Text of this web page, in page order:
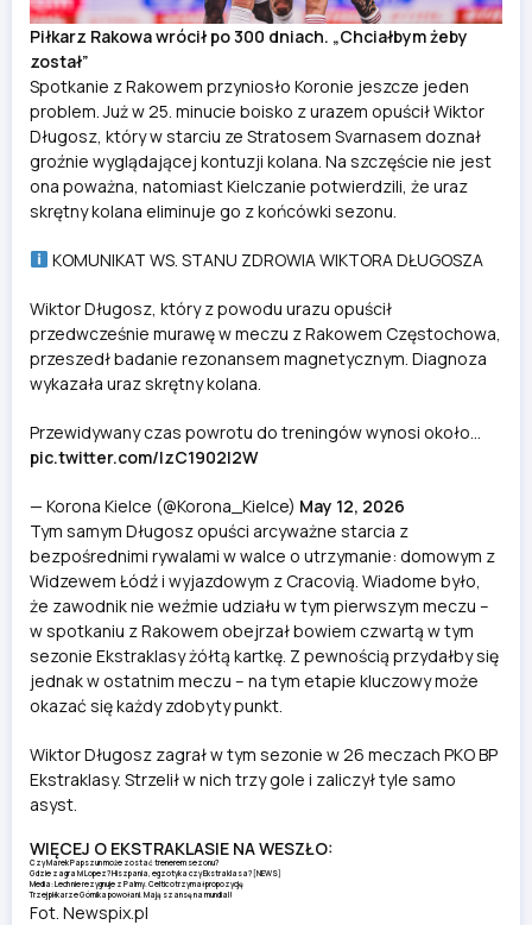
Piłkarz Rakowa wrócił po 300 dniach. „Chciałbym żeby
został”
Spotkanie z Rakowem przyniosło Koronie jeszcze jeden
problem. Już w 25. minucie boisko z urazem opuścił Wiktor
Długosz, który w starciu ze Stratosem Svarnasem doznał
groźnie wyglądającej kontuzji kolana. Na szczęście nie jest
ona poważna, natomiast Kielczanie potwierdzili, że uraz
skrętny kolana eliminuje go z końcówki sezonu.
KOMUNIKAT WS. STANU ZDROWIA WIKTORA DŁUGOSZA
Wiktor Długosz, który z powodu urazu opuścił
przedwcześnie murawę w meczu z Rakowem Częstochowa,
przeszedł badanie rezonansem magnetycznym. Diagnoza
wykazała uraz skrętny kolana.
Przewidywany czas powrotu do treningów wynosi około…
pic.twitter.com/IzC1902I2W
— Korona Kielce (@Korona_Kielce) May 12, 2026
Tym samym Długosz opuści arcyważne starcia z
bezpośrednimi rywalami w walce o utrzymanie: domowym z
Widzewem Łódź i wyjazdowym z Cracovią. Wiadome było,
że zawodnik nie weźmie udziału w tym pierwszym meczu –
w spotkaniu z Rakowem obejrzał bowiem czwartą w tym
sezonie Ekstraklasy żółtą kartkę. Z pewnością przydałby się
jednak w ostatnim meczu – na tym etapie kluczowy może
okazać się każdy zdobyty punkt.
Wiktor Długosz zagrał w tym sezonie w 26 meczach PKO BP
Ekstraklasy. Strzelił w nich trzy gole i zaliczył tyle samo
asyst.
WIĘCEJ O EKSTRAKLASIE NA WESZŁO:
Czy Marek Papszun może zostać trenerem sezonu?
Gdzie zagra Ivi Lopez? Hiszpania, egzotyka czy Ekstraklasa? [NEWS]
Media: Lech nie rezygnuje z Palmy. Celtic otrzymał propozycję
Trzej piłkarze Górnika powołani. Mają szansę na mundial!
Fot. Newspix.pl